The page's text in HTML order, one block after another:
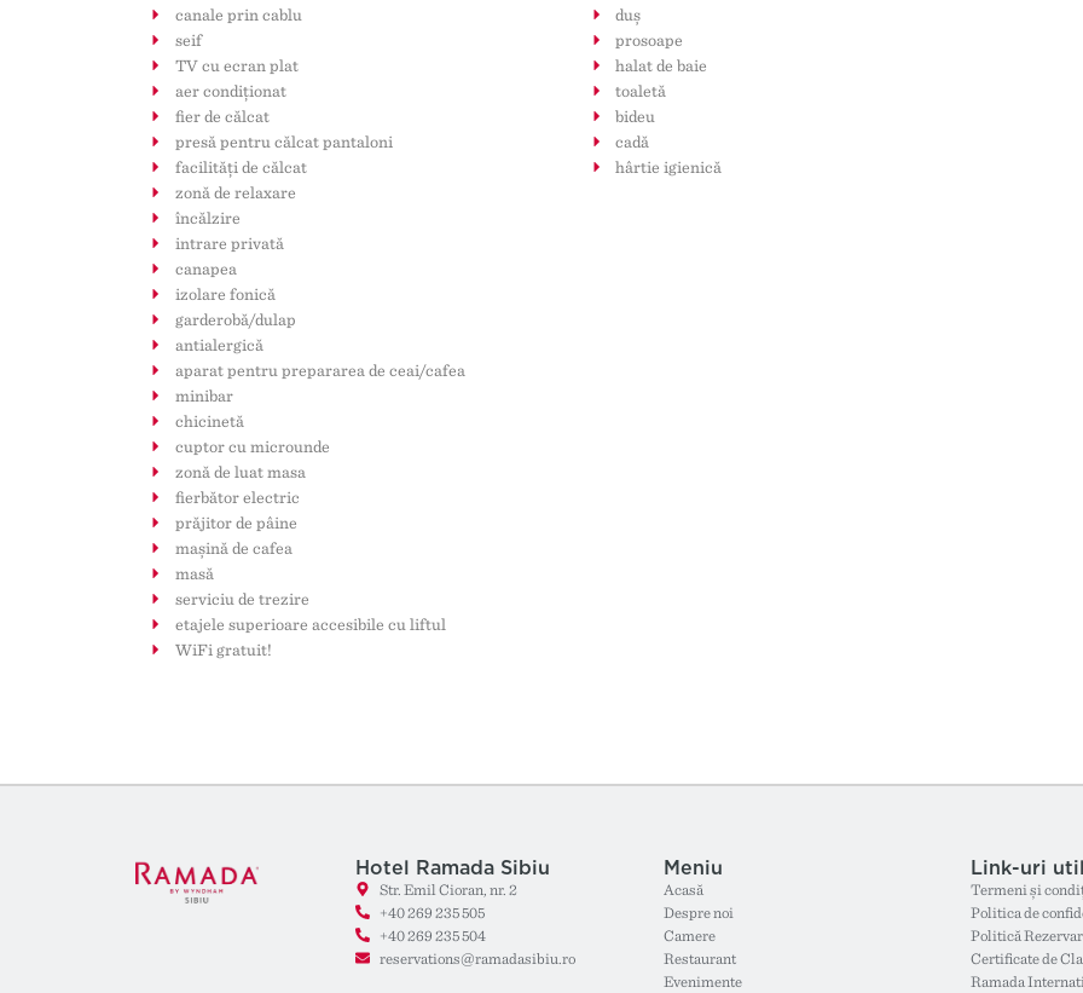
canale prin cablu
seif
TV cu ecran plat
aer condiţionat
fier de călcat
presă pentru călcat pantaloni
facilităţi de călcat
zonă de relaxare
încălzire
intrare privată
canapea
izolare fonică
garderobă/dulap
antialergică
aparat pentru prepararea de ceai/cafea
minibar
chicinetă
cuptor cu microunde
zonă de luat masa
fierbător electric
prăjitor de pâine
mașină de cafea
masă
serviciu de trezire
etajele superioare accesibile cu liftul
WiFi gratuit!
duș
prosoape
halat de baie
toaletă
bideu
cadă
hârtie igienică
Hotel Ramada Sibiu
Str. Emil Cioran, nr. 2
+40 269 235 505
+40 269 235 504
reservations@ramadasibiu.ro
Meniu
Acasă
Despre noi
Camere
Restaurant
Evenimente
Link-uri
Termeni și
Politica de
Politică
Certificate de
Ramada